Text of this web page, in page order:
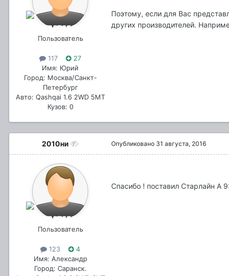
Пользователь
117
27
Имя: Юрий
Город: Москва/Санкт-
Петербург
Авто: Qashqai 1.6 2WD 5MT
Кузов: 0
Поэтому, если для Вас
других производителей.
2010ни
Пользователь
123
4
Имя: Александр
Город: Саранск.
Опубликовано 31 августа, 2016
Спасибо ! поставил Старлайн А